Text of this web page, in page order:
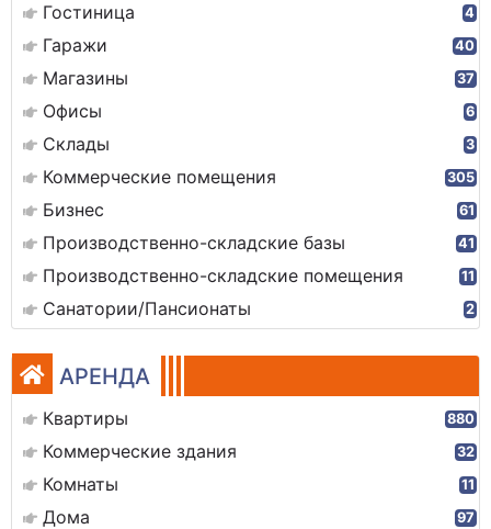
Гостиница 4
Гаражи 40
Магазины 37
Офисы 6
Склады 3
Коммерческие помещения 305
Бизнес 61
Производственно-складские базы 41
Производственно-складские помещения 11
Санатории/Пансионаты 2
АРЕНДА
Квартиры 880
Коммерческие здания 32
Комнаты 11
Дома 97